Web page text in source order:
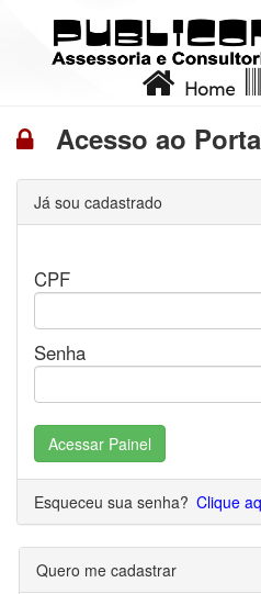
Home
Acesso ao
Já sou cadastrado
CPF
Senha
Acessar Painel
Esqueceu sua senha? Clique
Quero me cadastrar